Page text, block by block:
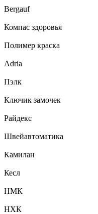
Bergauf
Компас здоровья
Полимер краска
Adria
Пэлк
Ключик замочек
Райдекс
Швейавтоматика
Камилан
Кесл
НМК
НХК